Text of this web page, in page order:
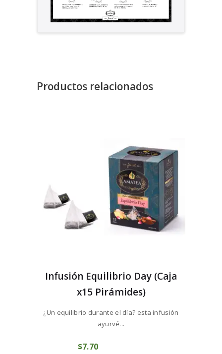
Productos relacionados
Infusión Equilibrio Day (Caja
x15 Pirámides)
¿Un equilibrio durante el día? esta infusión
ayurvé...
$7 70